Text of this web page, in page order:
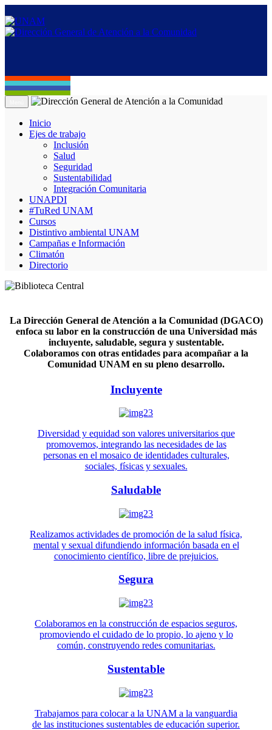
Inicio
Ejes de trabajo
Inclusión
Salud
Seguridad
Sustentabilidad
Integración Comunitaria
UNAPDI
#TuRed UNAM
Cursos
Distintivo ambiental UNAM
Campañas e Información
Climatón
Directorio
La Dirección General de Atención a la Comunidad (DGACO)
enfoca su labor en la construcción de una Universidad más
incluyente, saludable, segura y sustentable.
Colaboramos con otras entidades para acompañar a la
Comunidad UNAM en su pleno desarrollo.
Incluyente
Diversidad y equidad son valores universitarios que
promovemos, integrando las necesidades de las
personas en el mosaico de identidades culturales,
sociales, físicas y sexuales.
Saludable
Realizamos actividades de promoción de la salud física,
mental y sexual difundiendo información basada en el
conocimiento científico, libre de prejuicios.
Segura
Colaboramos en la construcción de espacios seguros,
promoviendo el cuidado de lo propio, lo ajeno y lo
común, construyendo redes comunitarias.
Sustentable
Trabajamos para colocar a la UNAM a la vanguardia
de las instituciones sustentables de educación superior.